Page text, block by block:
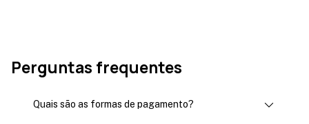
Perguntas frequentes
Quais são as formas de pagamento?